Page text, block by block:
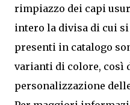
rimpiazzo dei capi
intero la divisa di cui
presenti in catalogo
varianti di colore, così
personalizzazione